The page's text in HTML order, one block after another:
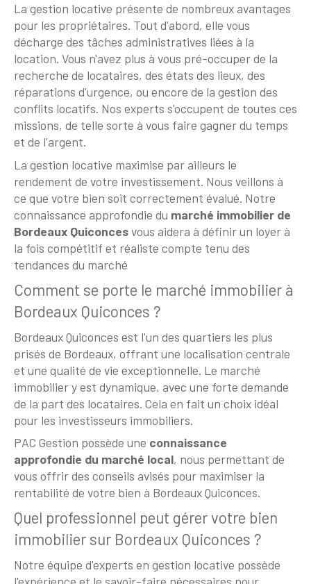
La gestion locative présente de nombreux avantages
pour les propriétaires. Tout d'abord, elle vous
décharge des tâches administratives liées à la
location. Vous n'avez plus à vous pré-occuper de la
recherche de locataires, des états des lieux, des
réparations d'urgence, ou encore de la gestion des
conflits locatifs. Nos experts s'occupent de toutes ces
missions, de telle sorte à vous faire gagner du temps
et de l'argent.
La gestion locative maximise par ailleurs le
rendement de votre investissement. Nous veillons à
ce que votre bien soit correctement évalué. Notre
connaissance approfondie du marché immobilier de
Bordeaux Quiconcesvous aidera à définir un loyer à
la fois compétitif et réaliste compte tenu des
tendances du marché
Comment se porte le marché immobilier à
Bordeaux Quiconces ?
Bordeaux Quiconces est l'un des quartiers les plus
prisés de Bordeaux, offrant une localisation centrale
et une qualité de vie exceptionnelle. Le marché
immobilier y est dynamique, avec une forte demande
de la part des locataires. Cela en fait un choix idéal
pour les investisseurs immobiliers.
PAC Gestion possède une connaissance
approfondie du marché local, nous permettant de
vous offrir des conseils avisés pour maximiser la
rentabilité de votre bien à Bordeaux Quiconces.
Quel professionnel peut gérer votre bien
immobilier sur Bordeaux Quiconces ?
Notre équipe d'experts en gestion locative possède